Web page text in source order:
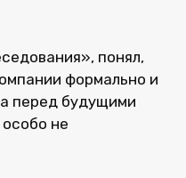
понял,
формально и
перед будущими
не